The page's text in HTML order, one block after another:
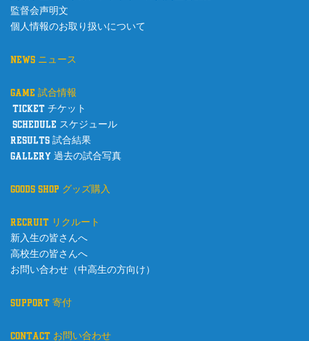
監督会声明文
個人情報のお取り扱いについて
news ニュース
game 試合情報
ticket チケット
schedule スケジュール
results 試合結果
gallery 過去の試合写真
goods shop グッズ購入
recruit リクルート
新入生の皆さんへ
高校生の皆さんへ
お問い合わせ（中高生の方向け）
support 寄付
contact お問い合わせ